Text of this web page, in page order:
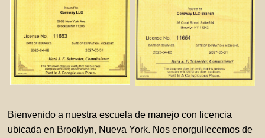
Bienvenido a nuestra escuela de manejo con licencia
ubicada en Brooklyn, Nueva York. Nos enorgullecemos de